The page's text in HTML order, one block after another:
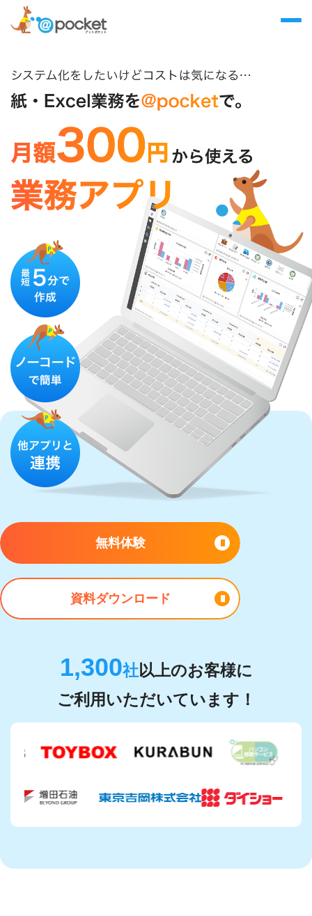
無料体験
資料ダウンロード
1,300社以上のお客様に
ご利用いただいています！